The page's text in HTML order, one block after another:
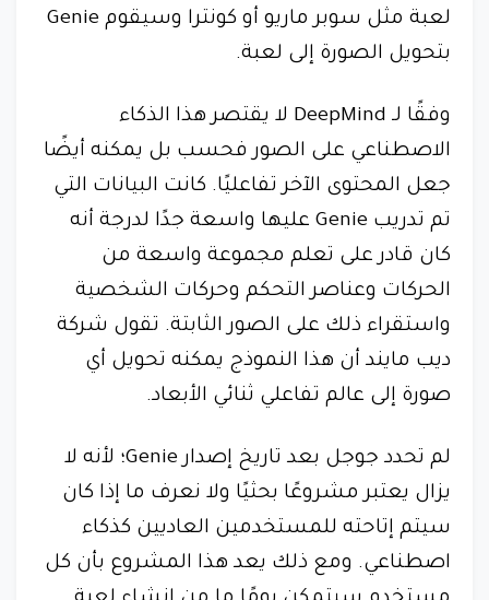
لعبة مثل سوبر ماريو أو كونترا وسيقوم Genie
بتحويل الصورة إلى لعبة.
وفقًا لـ DeepMind لا يقتصر هذا الذكاء
الاصطناعي على الصور فحسب بل يمكنه أيضًا
جعل المحتوى الآخر تفاعليًا. كانت البيانات التي
تم تدريب Genie عليها واسعة جدًا لدرجة أنه
كان قادر على تعلم مجموعة واسعة من
الحركات وعناصر التحكم وحركات الشخصية
واستقراء ذلك على الصور الثابتة. تقول شركة
ديب مايند أن هذا النموذج يمكنه تحويل أي
صورة إلى عالم تفاعلي ثنائي الأبعاد.
لم تحدد جوجل بعد تاريخ إصدار Genie؛ لأنه لا
يزال يعتبر مشروعًا بحثيًا ولا نعرف ما إذا كان
سيتم إتاحته للمستخدمين العاديين كذكاء
اصطناعي. ومع ذلك يعد هذا المشروع بأن كل